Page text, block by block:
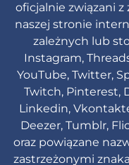
oficjalnie związani
naszej stronie
zależnych lub
Instagram,
YouTube, Twitter,
Twitch, Pinterest,
Linkedin,
Deezer, Tumblr,
oraz powiązane
zastrzeżonymi